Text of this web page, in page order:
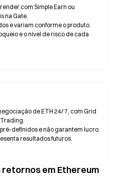
com Simple Earn ou
na Gate.
e variam conforme o produto.
e o nível de risco de cada
de ETH 24/ 7, com Grid
Trading.
definidos e não garantem lucro.
resultados futuros.
em Ethereum